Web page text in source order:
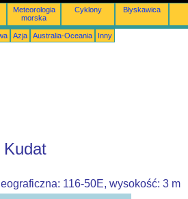
Meteorologia
morska
Cyklony Błyskawica
Azja Australia-Oceania Inny
Kudat
116-50E, wysokość: 3 m